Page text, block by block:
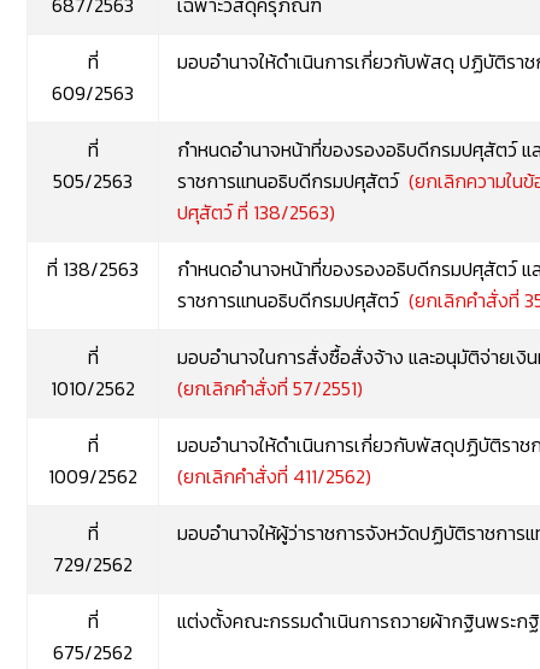
ที่
609/2563
มอบอำนาจให้ดำเนินการเกี่ยวกับพัสดุ ปฏิบัติรา
ที่
505/2563
กำหนดอำนาจหน้าที่ของรองอธิบดีกรมปศุสัตว์ แ
ราชการแทนอธิบดีกรมปศุสัตว์ (ยกเลิกความใน
ปศุสัตว์ ที่ 138/2563)
ที่ 138/2563
กำหนดอำนาจหน้าที่ของรองอธิบดีกรมปศุสัตว์ แ
ราชการแทนอธิบดีกรมปศุสัตว์(ยกเลิกคำสั่งที่
ที่
1010/2562
มอบอำนาจในการสั่งซื้อสั่งจ้าง และอนุมัติจ่ายเ
(ยกเลิกคำสั่งที่ 57/2551)
ที่
1009/2562
มอบอำนาจให้ดำเนินการเกี่ยวกับพัสดุปฏิบัติร
(ยกเลิกคำสั่งที่ 411/2562)
ที่
729/2562
มอบอำนาจให้ผู้ว่าราชการจังหวัดปฏิบัติราชกา
ที่
675/2562
แต่งตั้งคณะกรรมดำเนินการถวายผ้ากฐินพระก